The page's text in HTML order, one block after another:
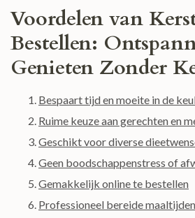
Voordelen van
Bestellen:
Genieten Zonder
Bespaart tijd en moeite in de
Ruime keuze aan gerechten en
Geschikt voor diverse
Geen boodschappenstress of
Gemakkelijk online te bestellen
Professioneel bereide